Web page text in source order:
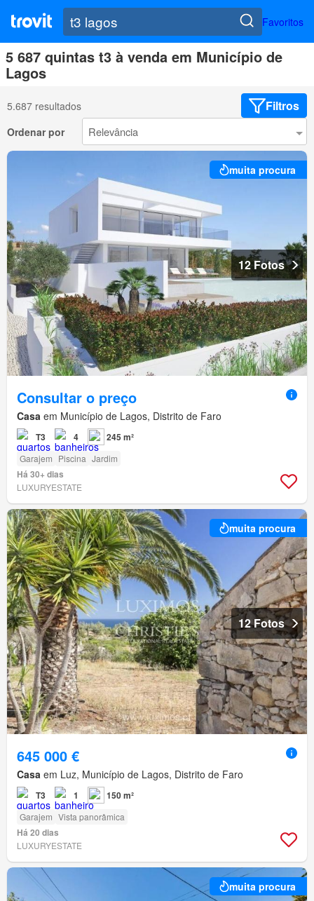
Favoritos
5 687 quintas t3 à venda em Município de
Lagos
5.687 resultados Filtros
Ordenar por
muita procura
12 Fotos
Consultar o preço
Casa em Município de Lagos, Distrito de Faro
T3 4 245 m²
Garajem Piscina Jardim
Há 30+ dias
LUXURYESTATE
muita procura
12 Fotos
645 000 €
Casa em Luz, Município de Lagos, Distrito de Faro
T3 1 150 m²
Garajem Vista panorâmica
Há 20 dias
LUXURYESTATE
muita procura